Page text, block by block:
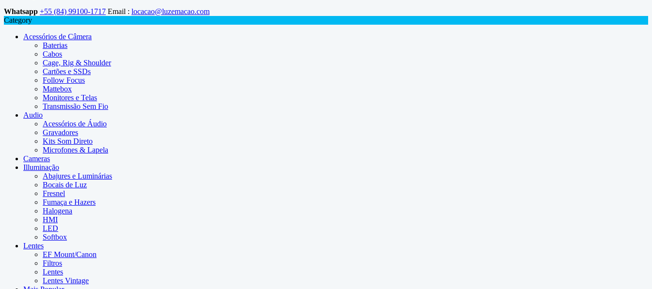
Whatsapp +55 (84) 99100-1717 Email : locacao@luzemacao.com
Category
Acessórios de Câmera
Baterias
Cabos
Cage, Rig & Shoulder
Cartões e SSDs
Follow Focus
Mattebox
Monitores e Telas
Transmissão Sem Fio
Audio
Acessórios de Áudio
Gravadores
Kits Som Direto
Microfones & Lapela
Cameras
Illuminação
Abajures e Luminárias
Bocais de Luz
Fresnel
Fumaça e Hazers
Halogena
HMI
LED
Softbox
Lentes
EF Mount/Canon
Filtros
Lentes
Lentes Vintage